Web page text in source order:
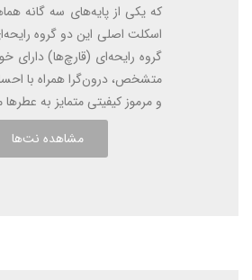
که یکی از پایه‌های سه گانه
اسکلت اصلی این دو گروه
گروه رایحه‌ای (قارچ‌ها) دارای
متشخص، درون‌گرا همراه با
و مرموز کیفیتی متمایز به
مشاهده نت‌ها